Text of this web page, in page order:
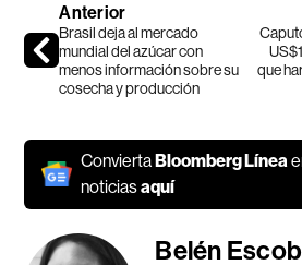
Anterior
Brasil deja al mercado
mundial del azúcar con
menos información sobre su
cosecha y producción
que
ConviertaBloomberg Línea
noticiasaquí
Belén